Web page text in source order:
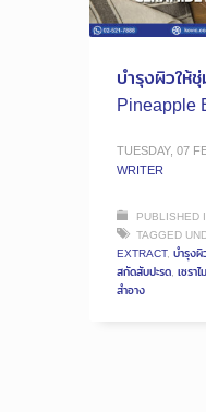
บำรุงผิวให้
Pineapple
TUESDAY, 07
WRITER
PUBLISHED
TAGGED
EXTRACT, บำรุงผิ
สกัดสับปะรด, เซรา
สำอาง